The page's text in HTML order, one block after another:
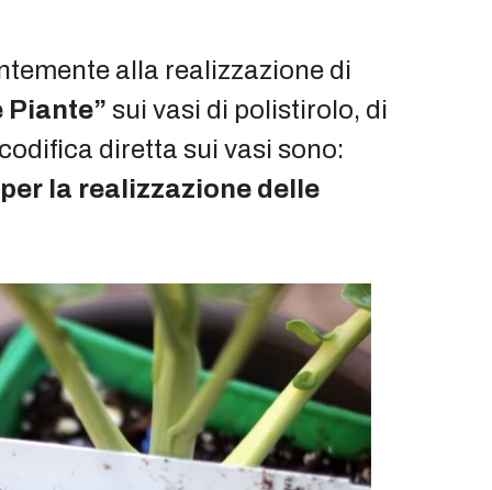
alla realizzazione di
Piante” sui vasi di polistirolo, di
diretta sui vasi sono:
la realizzazione delle